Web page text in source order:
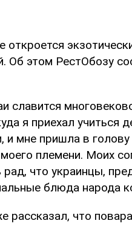
откроется
Об этом РестОбозу
славится
я приехал учиться
и мне пришла в
племени. Моих
рад, что украинцы,
блюда народа
рассказал, что